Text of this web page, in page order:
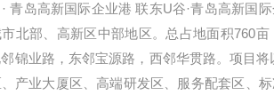
青岛高新国际企业港 联东U谷·青岛高新国
北部、高新区中部地区。总占地面积760
锦业路，东邻宝源路，西邻华贯路。项目
产业大厦区、高端研发区、服务配套区、